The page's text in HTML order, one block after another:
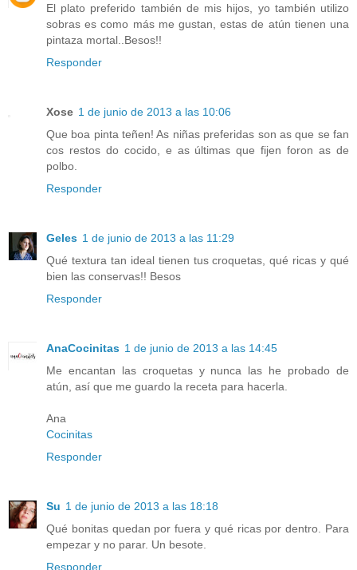
El plato preferido también de mis hijos, yo también utilizo
sobras es como más me gustan, estas de atún tienen una
pintaza mortal..Besos!!
Responder
Xose 1 de junio de 2013 a las 10:06
Que boa pinta teñen! As niñas preferidas son as que se fan
cos restos do cocido, e as últimas que fijen foron as de
polbo.
Responder
Geles 1 de junio de 2013 a las 11:29
Qué textura tan ideal tienen tus croquetas, qué ricas y qué
bien las conservas!! Besos
Responder
AnaCocinitas 1 de junio de 2013 a las 14:45
Me encantan las croquetas y nunca las he probado de
atún, así que me guardo la receta para hacerla.
Ana
Cocinitas
Responder
Su 1 de junio de 2013 a las 18:18
Qué bonitas quedan por fuera y qué ricas por dentro. Para
empezar y no parar. Un besote.
Responder